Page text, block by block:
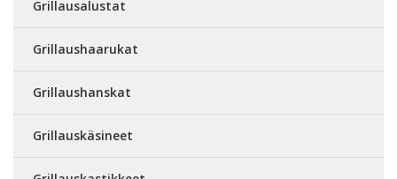
Grillausalustat
Grillaushaarukat
Grillaushanskat
Grillauskäsineet